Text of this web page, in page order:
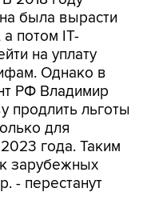
была вырасти
а потом IT-
на уплату
Однако в
РФ Владимир
продлить льготы
для
года. Таким
зарубежных
- перестанут